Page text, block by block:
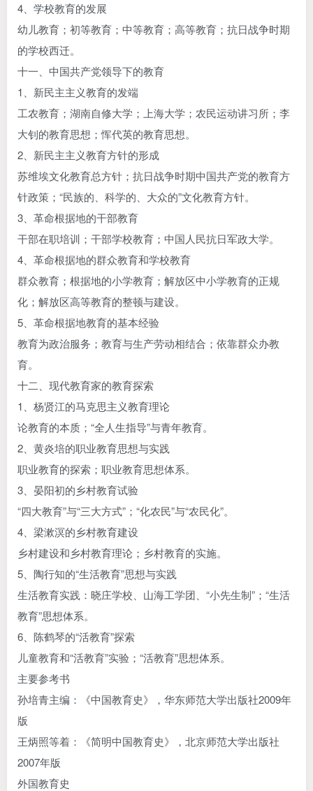
4、学校教育的发展
幼儿教育；初等教育；中等教育；高等教育；抗日战争时期
的学校西迁。
十一、中国共产党领导下的教育
1、新民主主义教育的发端
工农教育；湖南自修大学；上海大学；农民运动讲习所；李
大钊的教育思想；恽代英的教育思想。
2、新民主主义教育方针的形成
苏维埃文化教育总方针；抗日战争时期中国共产党的教育方
针政策；“民族的、科学的、大众的”文化教育方针。
3、革命根据地的干部教育
干部在职培训；干部学校教育；中国人民抗日军政大学。
4、革命根据地的群众教育和学校教育
群众教育；根据地的小学教育；解放区中小学教育的正规
化；解放区高等教育的整顿与建设。
5、革命根据地教育的基本经验
教育为政治服务；教育与生产劳动相结合；依靠群众办教
育。
十二、现代教育家的教育探索
1、杨贤江的马克思主义教育理论
论教育的本质；“全人生指导”与青年教育。
2、黄炎培的职业教育思想与实践
职业教育的探索；职业教育思想体系。
3、晏阳初的乡村教育试验
“四大教育”与“三大方式”；“化农民”与“农民化”。
4、梁漱溟的乡村教育建设
乡村建设和乡村教育理论；乡村教育的实施。
5、陶行知的“生活教育”思想与实践
生活教育实践：晓庄学校、山海工学团、“小先生制”；“生活
教育”思想体系。
6、陈鹤琴的“活教育”探索
儿童教育和“活教育”实验；“活教育”思想体系。
主要参考书
孙培青主编：《中国教育史》，华东师范大学出版社2009年
版
王炳照等着：《简明中国教育史》，北京师范大学出版社
2007年版
外国教育史